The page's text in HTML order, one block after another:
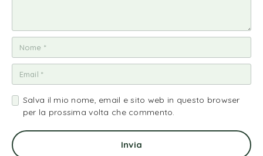
Salva il mio nome, email e sito web in questo browser
per la prossima volta che commento.